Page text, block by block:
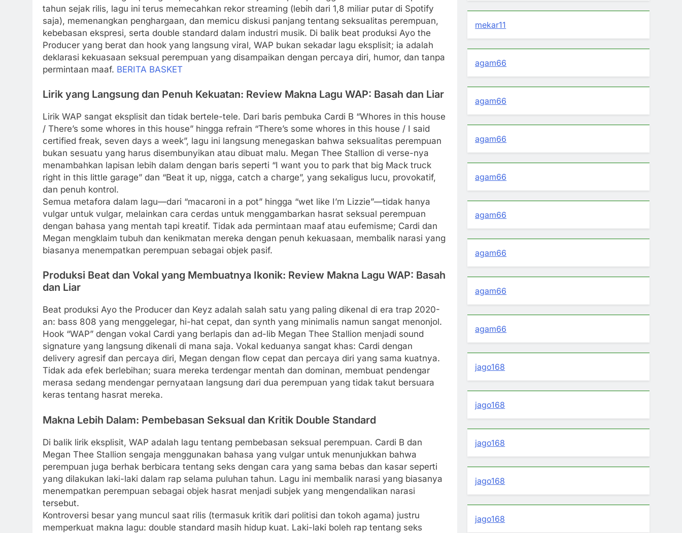
tahun sejak rilis, lagu ini terus memecahkan rekor streaming (lebih dari 1,8 miliar putar di Spotify
saja), memenangkan penghargaan, dan memicu diskusi panjang tentang seksualitas perempuan,
kebebasan ekspresi, serta double standard dalam industri musik. Di balik beat produksi Ayo the
Producer yang berat dan hook yang langsung viral, WAP bukan sekadar lagu eksplisit; ia adalah
deklarasi kekuasaan seksual perempuan yang disampaikan dengan percaya diri, humor, dan tanpa
permintaan maaf. BERITA BASKET
Lirik yang Langsung dan Penuh Kekuatan: Review Makna Lagu WAP: Basah dan Liar
Lirik WAP sangat eksplisit dan tidak bertele-tele. Dari baris pembuka Cardi B “Whores in this house
/ There’s some whores in this house” hingga refrain “There’s some whores in this house / I said
certified freak, seven days a week”, lagu ini langsung menegaskan bahwa seksualitas perempuan
bukan sesuatu yang harus disembunyikan atau dibuat malu. Megan Thee Stallion di verse-nya
menambahkan lapisan lebih dalam dengan baris seperti “I want you to park that big Mack truck
right in this little garage” dan “Beat it up, nigga, catch a charge”, yang sekaligus lucu, provokatif,
dan penuh kontrol.
Semua metafora dalam lagu—dari “macaroni in a pot” hingga “wet like I’m Lizzie”—tidak hanya
vulgar untuk vulgar, melainkan cara cerdas untuk menggambarkan hasrat seksual perempuan
dengan bahasa yang mentah tapi kreatif. Tidak ada permintaan maaf atau eufemisme; Cardi dan
Megan mengklaim tubuh dan kenikmatan mereka dengan penuh kekuasaan, membalik narasi yang
biasanya menempatkan perempuan sebagai objek pasif.
Produksi Beat dan Vokal yang Membuatnya Ikonik: Review Makna Lagu WAP: Basah
dan Liar
Beat produksi Ayo the Producer dan Keyz adalah salah satu yang paling dikenal di era trap 2020-
an: bass 808 yang menggelegar, hi-hat cepat, dan synth yang minimalis namun sangat menonjol.
Hook “WAP” dengan vokal Cardi yang berlapis dan ad-lib Megan Thee Stallion menjadi sound
signature yang langsung dikenali di mana saja. Vokal keduanya sangat khas: Cardi dengan
delivery agresif dan percaya diri, Megan dengan flow cepat dan percaya diri yang sama kuatnya.
Tidak ada efek berlebihan; suara mereka terdengar mentah dan dominan, membuat pendengar
merasa sedang mendengar pernyataan langsung dari dua perempuan yang tidak takut bersuara
keras tentang hasrat mereka.
Makna Lebih Dalam: Pembebasan Seksual dan Kritik Double Standard
Di balik lirik eksplisit, WAP adalah lagu tentang pembebasan seksual perempuan. Cardi B dan
Megan Thee Stallion sengaja menggunakan bahasa yang vulgar untuk menunjukkan bahwa
perempuan juga berhak berbicara tentang seks dengan cara yang sama bebas dan kasar seperti
yang dilakukan laki-laki dalam rap selama puluhan tahun. Lagu ini membalik narasi yang biasanya
menempatkan perempuan sebagai objek hasrat menjadi subjek yang mengendalikan narasi
tersebut.
Kontroversi besar yang muncul saat rilis (termasuk kritik dari politisi dan tokoh agama) justru
memperkuat makna lagu: double standard masih hidup kuat. Laki-laki boleh rap tentang seks
mekar11
agam66
agam66
agam66
agam66
agam66
agam66
agam66
agam66
jago168
jago168
jago168
jago168
jago168